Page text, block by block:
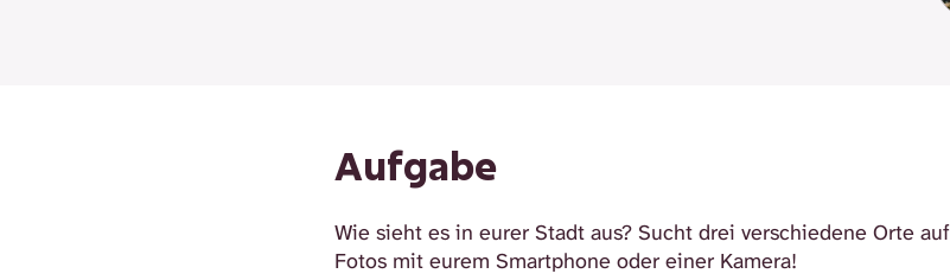
Aufgabe
Wie sieht es in eurer Stadt aus? Sucht drei verschiedene Orte
Fotos mit eurem Smartphone oder einer Kamera!